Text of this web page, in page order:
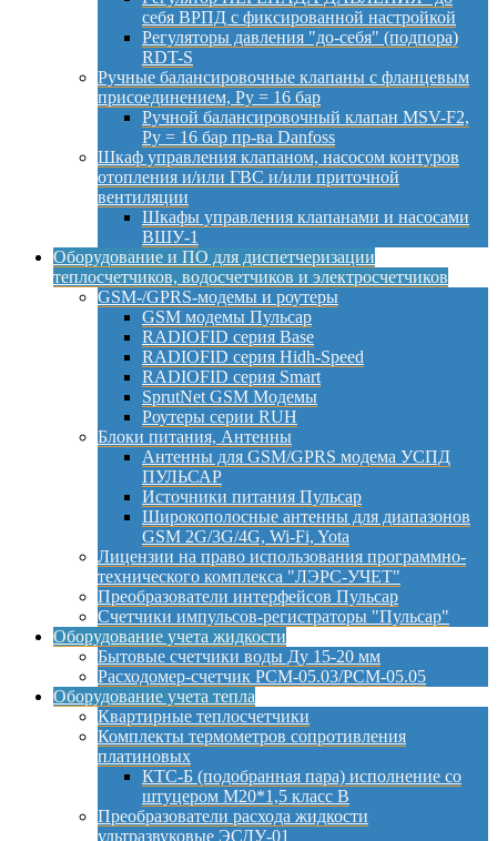
себя ВРПД с фиксированной настройкой
Регуляторы давления "до-себя" (подпора)
RDT-S
Ручные балансировочные клапаны с фланцевым
присоединением, Py = 16 бар
Ручной балансировочный клапан MSV-F2,
Py = 16 бар пр-ва Danfoss
Шкаф управления клапаном, насосом контуров
отопления и/или ГВС и/или приточной
вентиляции
Шкафы управления клапанами и насосами
ВШУ-1
Оборудование и ПО для диспетчеризации
теплосчетчиков, водосчетчиков и электросчетчиков
GSM-/GPRS-модемы и роутеры
GSM модемы Пульсар
RADIOFID серия Base
RADIOFID серия Hidh-Speed
RADIOFID серия Smart
SprutNet GSM Модемы
Роутеры серии RUH
Блоки питания, Антенны
Антенны для GSM/GPRS модема УСПД
ПУЛЬСАР
Источники питания Пульсар
Широкополосные антенны для диапазонов
GSM 2G/3G/4G, Wi-Fi, Yota
Лицензии на право использования программно-
технического комплекса "ЛЭРС-УЧЕТ"
Преобразователи интерфейсов Пульсар
Счетчики импульсов-регистраторы "Пульсар"
Оборудование учета жидкости
Бытовые счетчики воды Ду 15-20 мм
Расходомер-счетчик РСМ-05.03/РСМ-05.05
Оборудование учета тепла
Квартирные теплосчетчики
Комплекты термометров сопротивления
платиновых
КТС-Б (подобранная пара) исполнение со
штуцером М20*1,5 класс B
Преобразователи расхода жидкости
ультразвуковые ЭСДУ-01